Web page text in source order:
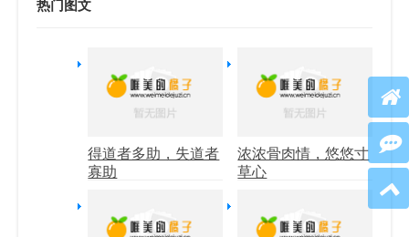
热门图文
得道者多助，失道者
寡助
浓浓骨肉情，悠悠寸
草心